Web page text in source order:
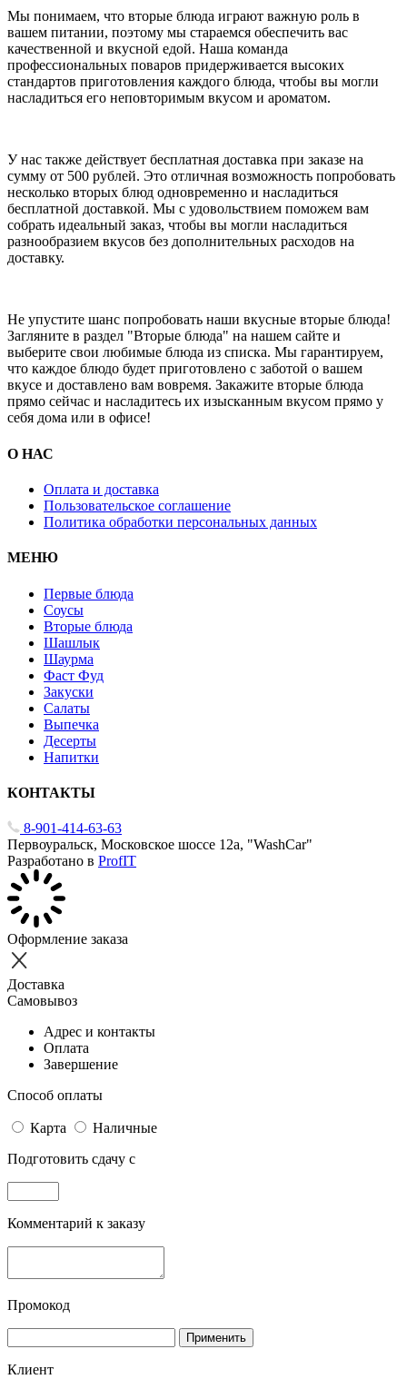
Мы понимаем, что вторые блюда играют важную роль в
вашем питании, поэтому мы стараемся обеспечить вас
качественной и вкусной едой. Наша команда
профессиональных поваров придерживается высоких
стандартов приготовления каждого блюда, чтобы вы могли
насладиться его неповторимым вкусом и ароматом.
У нас также действует бесплатная доставка при заказе на
сумму от 500 рублей. Это отличная возможность попробовать
несколько вторых блюд одновременно и насладиться
бесплатной доставкой. Мы с удовольствием поможем вам
собрать идеальный заказ, чтобы вы могли насладиться
разнообразием вкусов без дополнительных расходов на
доставку.
Не упустите шанс попробовать наши вкусные вторые блюда!
Загляните в раздел "Вторые блюда" на нашем сайте и
выберите свои любимые блюда из списка. Мы гарантируем,
что каждое блюдо будет приготовлено с заботой о вашем
вкусе и доставлено вам вовремя. Закажите вторые блюда
прямо сейчас и насладитесь их изысканным вкусом прямо у
себя дома или в офисе!
О НАС
Оплата и доставка
Пользовательское соглашение
Политика обработки персональных данных
МЕНЮ
Первые блюда
Соусы
Вторые блюда
Шашлык
Шаурма
Фаст Фуд
Закуски
Салаты
Выпечка
Десерты
Напитки
КОНТАКТЫ
8-901-414-63-63
Первоуральск, Московское шоссе 12а, "WashCar"
Разработано в ProfIT
Оформление заказа
Доставка
Самовывоз
Адрес и контакты
Оплата
Завершение
Способ оплаты
Карта
Наличные
Подготовить сдачу с
Комментарий к заказу
Промокод
Применить
Клиент